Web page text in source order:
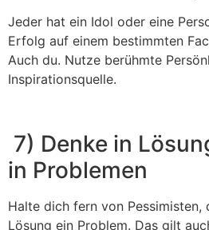
Jeder hat ein Idol oder eine
Erfolg auf einem bestimmten
Auch du. Nutze berühmte
Inspirationsquelle.
7) Denke in
in Problemen
Halte dich fern von Pessimisten,
Lösung ein Problem. Das gilt